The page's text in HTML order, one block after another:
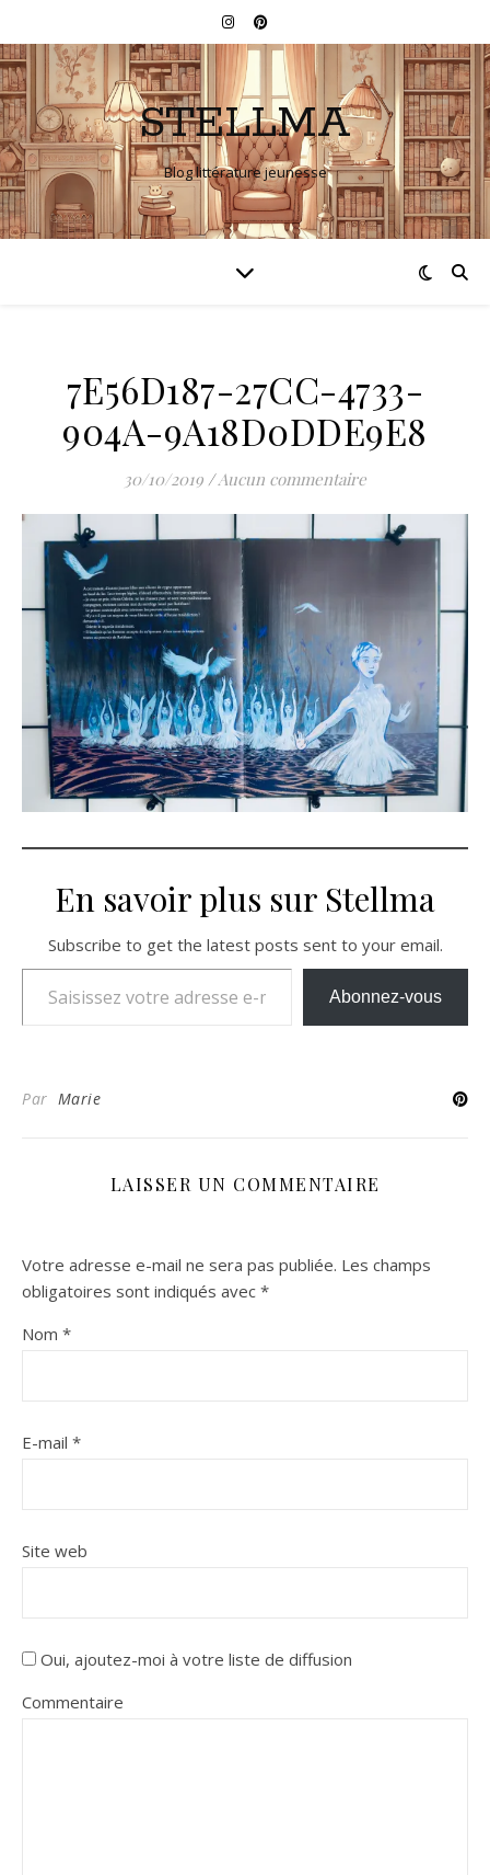
STELLMA
Blog littérature jeunesse
7E56D187-27CC-4733-
904A-9A18D0DDE9E8
30/10/2019 /Aucun commentaire
En savoir plus sur Stellma
Subscribe to get the latest posts sent to your email.
Saisissez votre adresse e-mail…
Abonnez-vous
Par Marie
LAISSER UN COMMENTAIRE
Votre adresse e-mail ne sera pas publiée. Les champs
obligatoires sont indiqués avec *
Nom *
E-mail *
Site web
Oui, ajoutez-moi à votre liste de diffusion
Commentaire